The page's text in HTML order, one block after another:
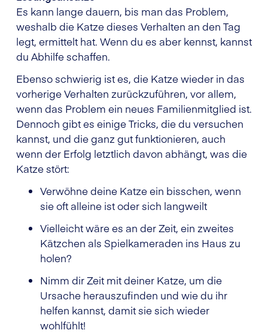
Es kann lange dauern, bis man das Problem,
weshalb die Katze dieses Verhalten an den Tag
legt, ermittelt hat. Wenn du es aber kennst, kannst
du Abhilfe schaffen.
Ebenso schwierig ist es, die Katze wieder in das
vorherige Verhalten zurückzuführen, vor allem,
wenn das Problem ein neues Familienmitglied ist.
Dennoch gibt es einige Tricks, die du versuchen
kannst, und die ganz gut funktionieren, auch
wenn der Erfolg letztlich davon abhängt, was die
Katze stört:
Verwöhne deine Katze ein bisschen, wenn
sie oft alleine ist oder sich langweilt
Vielleicht wäre es an der Zeit, ein zweites
Kätzchen als Spielkameraden ins Haus zu
holen?
Nimm dir Zeit mit deiner Katze, um die
Ursache herauszufinden und wie du ihr
helfen kannst, damit sie sich wieder
wohlfühlt!